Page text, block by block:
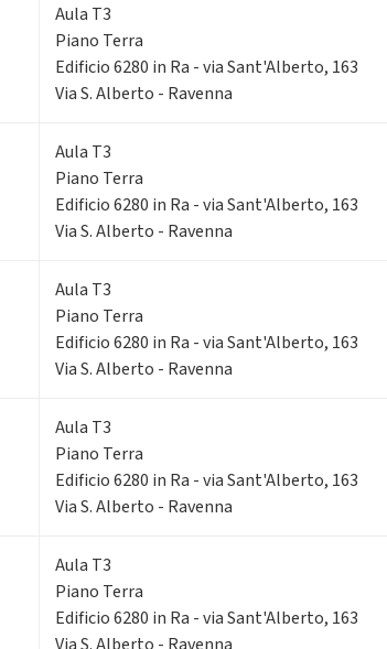
Aula T3
Piano Terra
Edificio 6280 in Ra - via Sant'Alberto, 163
Via S. Alberto - Ravenna
Aula T3
Piano Terra
Edificio 6280 in Ra - via Sant'Alberto, 163
Via S. Alberto - Ravenna
Aula T3
Piano Terra
Edificio 6280 in Ra - via Sant'Alberto, 163
Via S. Alberto - Ravenna
Aula T3
Piano Terra
Edificio 6280 in Ra - via Sant'Alberto, 163
Via S. Alberto - Ravenna
Aula T3
Piano Terra
Edificio 6280 in Ra - via Sant'Alberto, 163